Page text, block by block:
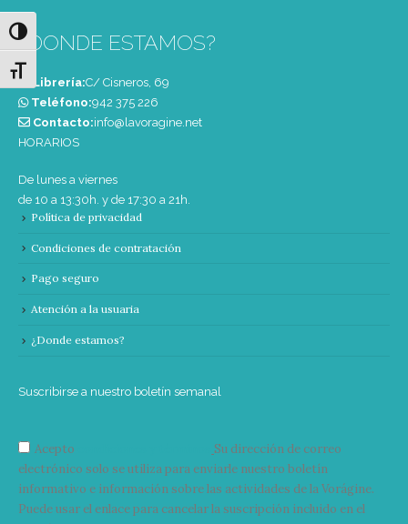
Alternar alto contraste
Alternar tamaño de letra
¿DONDE ESTAMOS?
Librería:C/ Cisneros, 69
Teléfono:‭942 375 226‬
Contacto:info@lavoragine.net
HORARIOS
De lunes a viernes
de 10 a 13:30h. y de 17:30 a 21h.
Política de privacidad
Condiciones de contratación
Pago seguro
Atención a la usuaria
¿Donde estamos?
Suscribirse a nuestro boletín semanal
Acepto
Su dirección de correo
electrónico solo se utiliza para enviarle nuestro boletín
informativo e información sobre las actividades de la Vorágine.
Puede usar el enlace para cancelar la suscripción incluido en el